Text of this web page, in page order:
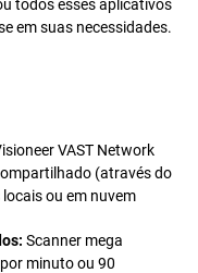
todos esses aplicativos
em suas necessidades.
VAST Network
(através do
ou em nuvem
Scanner mega
minuto ou 90